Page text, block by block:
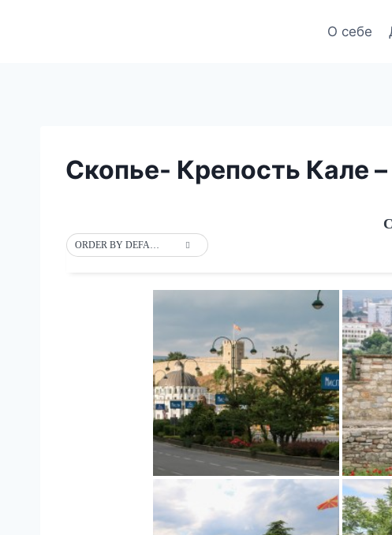
О себе
Скопье- Крепость Кале
ORDER BY DEFAULT